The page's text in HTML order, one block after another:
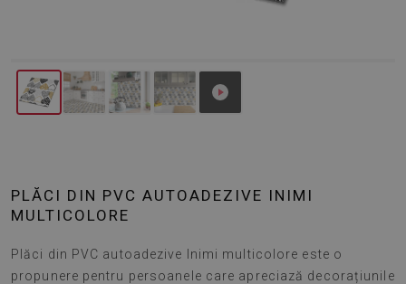
PLĂCI DIN PVC AUTOADEZIVE INIMI
MULTICOLORE
Plăci din PVC autoadezive Inimi multicolore este o
propunere pentru persoanele care apreciază decorațiunile